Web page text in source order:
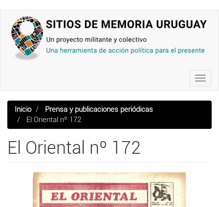
contenido
principal
Inicio
Prensa y publicaciones periódicas
El Oriental nº 172
El Oriental nº 172